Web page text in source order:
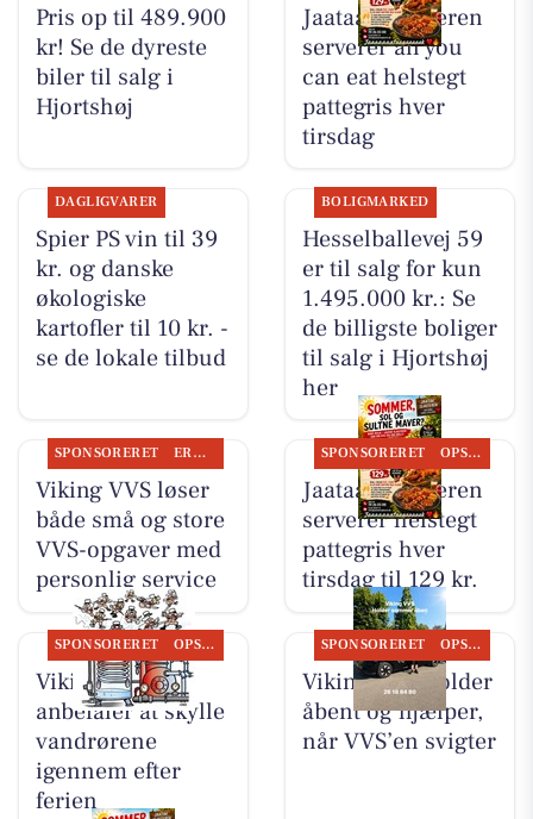
Pris op til 489.900
kr! Se de dyreste
biler til salg i
Hjortshøj
Jaataak Slagteren
serverer all you
can eat helstegt
pattegris hver
tirsdag
DAGLIGVARER
Spier PS vin til 39
kr. og danske
økologiske
kartofler til 10 kr. -
se de lokale tilbud
BOLIGMARKED
Hesselballevej 59
er til salg for kun
1.495.000 kr.: Se
de billigste boliger
til salg i Hjortshøj
her
SPONSORERET ERHVERV
Viking VVS løser
både små og store
VVS-opgaver med
personlig service
SPONSORERET OPSLAGSTAVLEN
Jaataak Slagteren
serverer helstegt
pattegris hver
tirsdag til 129 kr.
SPONSORERET OPSLAGSTAVLEN
Viking VVS
anbefaler at skylle
vandrørene
igennem efter
ferien
SPONSORERET OPSLAGSTAVLEN
Viking VVS holder
åbent og hjælper,
når VVS’en svigter